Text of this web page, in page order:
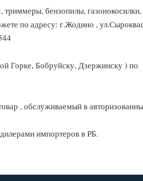
бензопилы, газонокосилки,
по адресу: г.Жодино ,
Горке, Бобруйску, Дзержинску ) по
, обслуживаемый в
импортеров в РБ.